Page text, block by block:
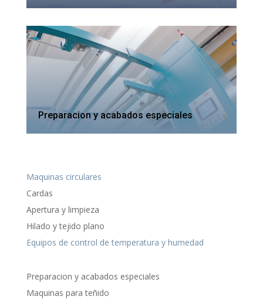
Preparacion y acabados especiales
Maquinas circulares
Cardas
Apertura y limpieza
Hilado y tejido plano
Equipos de control de temperatura y humedad
Preparacion y acabados especiales
Maquinas para teñido